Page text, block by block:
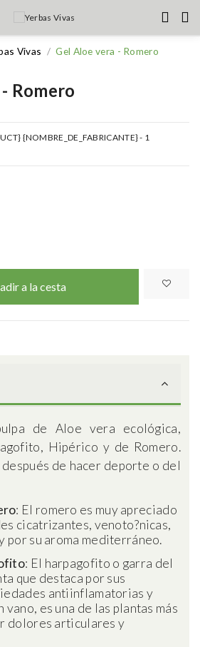
Vivas Gel Aloe vera - Romero
Romero
a la cesta
de Aloe vera ecológica,
Hipérico y de Romero.
de hacer deporte o del
: El romero es muy apreciado
cicatrizantes, venoto?nicas,
por su aroma mediterráneo.
: El harpagofito o garra del
que destaca por sus
antiinflamatorias y
vano, es una de las plantas más
dolores articulares y